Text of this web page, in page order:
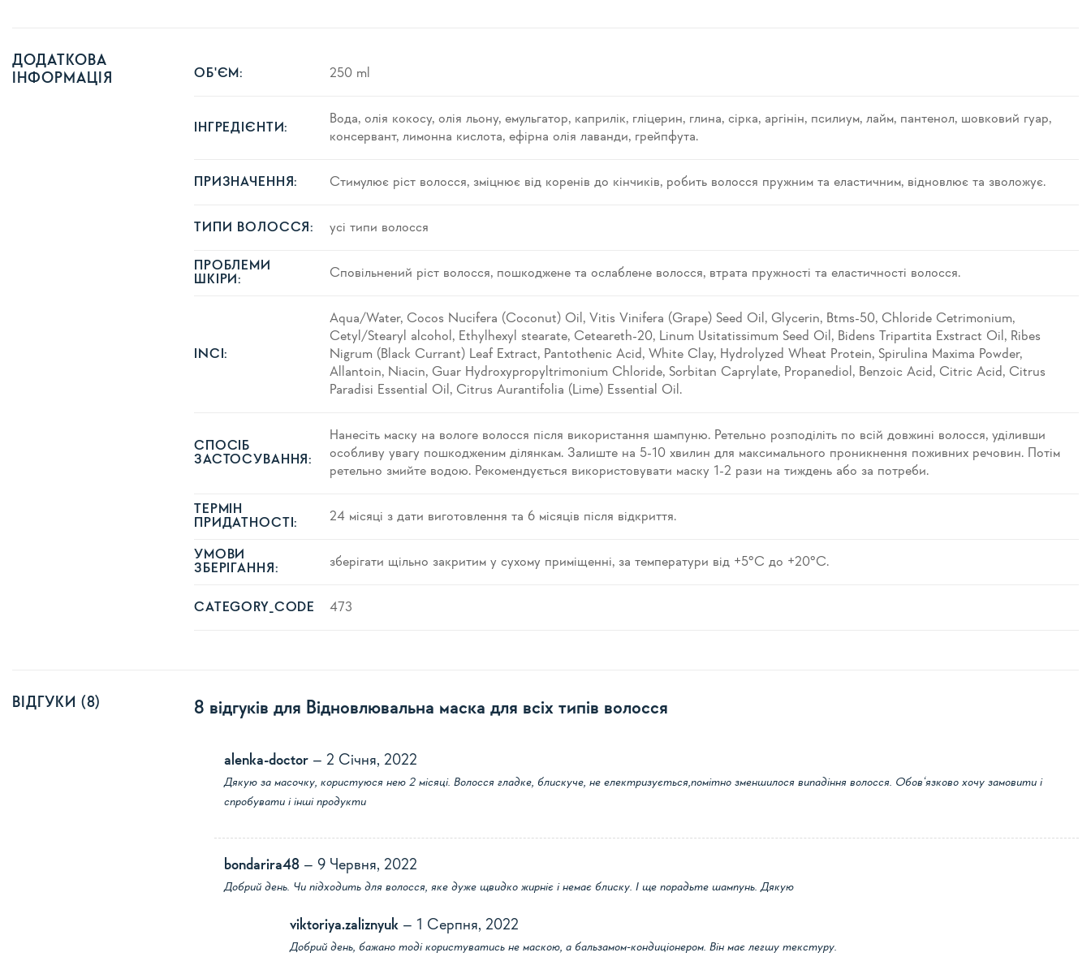
ДОДАТКОВА
ІНФОРМАЦІЯ
ОБ'ЄМ: 250 ml
ІНГРЕДІЄНТИ:
Вода, олія кокосу, олія льону, емульгатор, каприлік, гліцерин, глина, сірка, аргінін, псилиум, лайм, пантенол, шовковий гуар,
консервант, лимонна кислота, ефірна олія лаванди, грейпфута.
ПРИЗНАЧЕННЯ: Стимулює ріст волосся, зміцнює від коренів до кінчиків, робить волосся пружним та еластичним, відновлює та зволожує.
ТИПИ ВОЛОССЯ: усі типи волосся
ПРОБЛЕМИ
ШКІРИ:
Сповільнений ріст волосся, пошкоджене та ослаблене волосся, втрата пружності та еластичності волосся.
INCI:
Aqua/Water, Cocos Nucifera (Coconut) Oil, Vitis Vinifera (Grape) Seed Oil, Glycerin, Btms-50, Chloride Cetrimonium,
Cetyl/Stearyl alcohol, Ethylhexyl stearate, Ceteareth-20, Linum Usitatissimum Seed Oil, Bidens Tripartita Exstract Oil, Ribes
Nigrum (Black Currant) Leaf Extract, Pantothenic Acid, White Clay, Hydrolyzed Wheat Protein, Spirulina Maxima Powder,
Allantoin, Niacin, Guar Hydroxypropyltrimonium Chloride, Sorbitan Caprylate, Propanediol, Benzoic Acid, Citric Acid, Citrus
Paradisi Essential Oil, Citrus Aurantifolia (Lime) Essential Oil.
СПОСІБ
ЗАСТОСУВАННЯ:
Нанесіть маску на вологе волосся після використання шампуню. Ретельно розподіліть по всій довжині волосся, уділивши
особливу увагу пошкодженим ділянкам. Залиште на 5-10 хвилин для максимального проникнення поживних речовин. Потім
ретельно змийте водою. Рекомендується використовувати маску 1-2 рази на тиждень або за потреби.
ТЕРМІН
ПРИДАТНОСТІ:
24 місяці з дати виготовлення та 6 місяців після відкриття.
УМОВИ
ЗБЕРІГАННЯ:
зберігати щільно закритим у сухому приміщенні, за температури від +5°C до +20°C.
CATEGORY_CODE 473
ВІДГУКИ (8) 8 відгуків для Відновлювальна маска для всіх типів волосся
alenka-doctor – 2 Січня, 2022
Дякую за масочку, користуюся нею 2 місяці. Волосся гладке, блискуче, не електризується,помітно зменшилося випадіння волосся. Обов‘язково хочу замовити і
спробувати і інші продукти
bondarira48 – 9 Червня, 2022
Добрий день. Чи підходить для волосся, яке дуже щвидко жирніє і немає блиску. І ще порадьте шампунь. Дякую
viktoriya.zaliznyuk – 1 Серпня, 2022
Добрий день, бажано тоді користуватись не маскою, а бальзамом-кондиціонером. Він має легшу текстуру.